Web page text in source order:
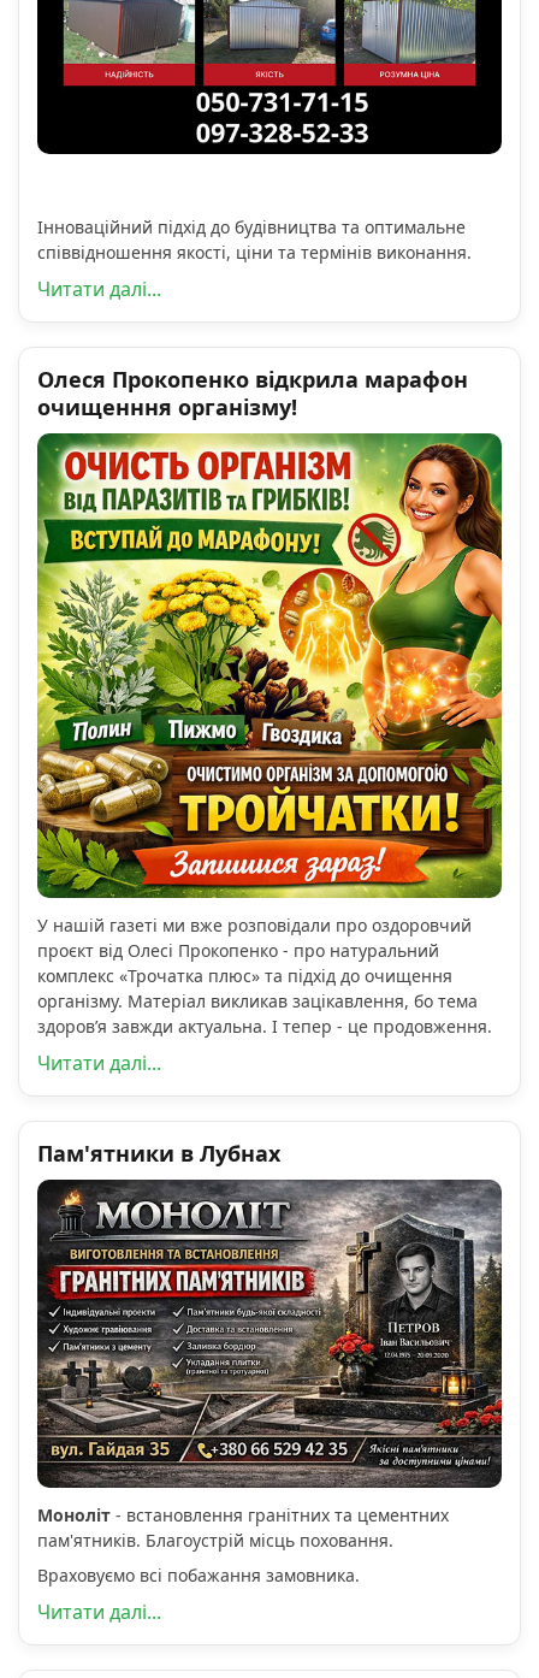
Інноваційний підхід до будівництва та оптимальне
співвідношення якості, ціни та термінів виконання.
Читати далі...
Олеся Прокопенко відкрила марафон
очищенння організму!
У нашій газеті ми вже розповідали про оздоровчий
проєкт від Олесі Прокопенко - про натуральний
комплекс «Трочатка плюс» та підхід до очищення
організму. Матеріал викликав зацікавлення, бо тема
здоров’я завжди актуальна. І тепер - це продовження.
Читати далі...
Пам'ятники в Лубнах
Моноліт - встановлення гранітних та цементних
пам'ятників. Благоустрій місць поховання.
Враховуємо всі побажання замовника.
Читати далі...